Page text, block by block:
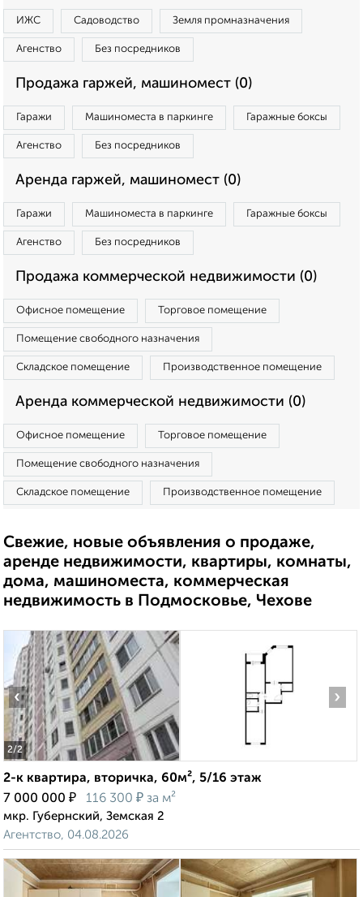
ИЖС Садоводство Земля промназначения
Агенство Без посредников
Продажа гаржей, машиномест (0)
Гаражи Машиноместа в паркинге Гаражные боксы
Агенство Без посредников
Аренда гаржей, машиномест (0)
Гаражи Машиноместа в паркинге Гаражные боксы
Агенство Без посредников
Продажа коммерческой недвижимости (0)
Офисное помещение Торговое помещение
Помещение свободного назначения
Складское помещение Производственное помещение
Аренда коммерческой недвижимости (0)
Офисное помещение Торговое помещение
Помещение свободного назначения
Складское помещение Производственное помещение
Свежие, новые объявления о продаже,
аренде недвижимости, квартиры, комнаты,
дома, машиноместа, коммерческая
недвижимость в Подмосковье, Чехове
2/2
‹ ›
2-к квартира, вторичка, 60м², 5/16 этаж
7 000 000 ₽ 116 300 ₽ за м²
мкр. Губернский, Земская 2
Агентство, 04.08.2026